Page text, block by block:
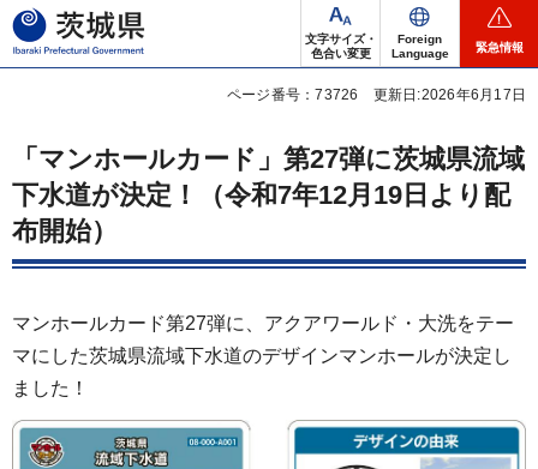
茨城県
文字サイズ・
色合い変更
Foreign
Language
緊急情報
ページ番号：73726 更新日:2026年6月17日
「マンホールカード」第27弾に茨城県流域
下水道が決定！（令和7年12月19日より配
布開始）
マンホールカード第27弾に、アクアワールド・大洗をテー
マにした茨城県流域下水道のデザインマンホールが決定し
ました！